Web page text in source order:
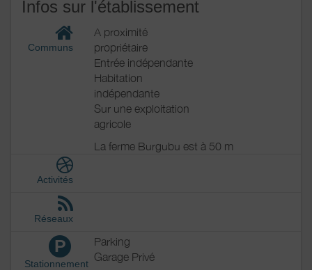
Infos sur l'établissement
Communs
A proximité
propriétaire
Entrée indépendante
Habitation
indépendante
Sur une exploitation
agricole
La ferme Burgubu est à 50 m
Activités
Réseaux
P
Stationnement
Parking
Garage Privé